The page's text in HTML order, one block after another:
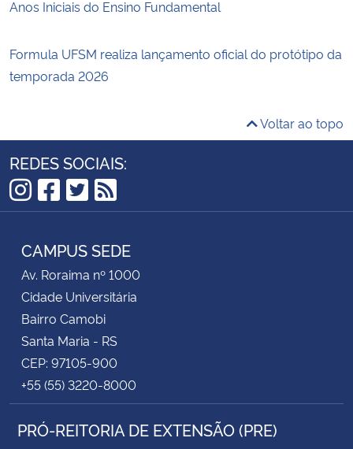
Anos Iniciais do Ensino Fundamental
Formula UFSM realiza lançamento oficial do protótipo da
temporada 2026
Voltar ao topo
REDES SOCIAIS:
Instagram
Facebook
Twitter
RSS
CAMPUS SEDE
Av. Roraima nº 1000
Cidade Universitária
Bairro Camobi
Santa Maria - RS
CEP: 97105-900
+55 (55) 3220-8000
PRÓ-REITORIA DE EXTENSÃO (PRE)